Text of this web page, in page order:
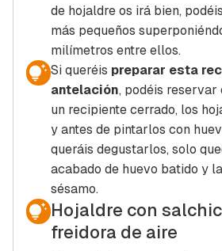
de hojaldre os irá bien,
más pequeños
milímetros entre ellos.
Si queréis preparar esta
antelación, podéis reservar
un recipiente cerrado, los
y antes de pintarlos con
queráis degustarlos, solo
acabado de huevo batido y
sésamo.
Hojaldre con
freidora de aire